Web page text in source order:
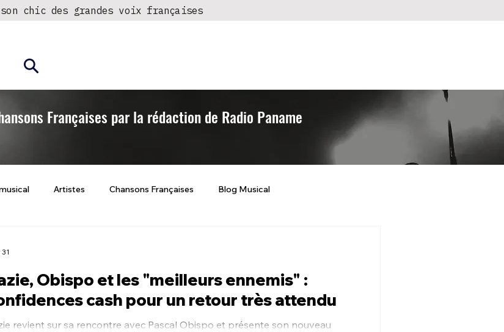
chic des grandes voix françaises
Françaises par la rédaction de Radio Paname
Artistes Chansons Françaises Blog Musical
Obispo et les "meilleurs ennemis" :
cash pour un retour très attendu
revient sur sa rencontre avec Pascal Obispo et présente son nouveau